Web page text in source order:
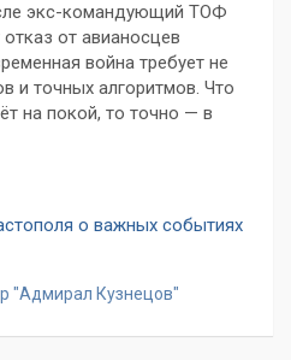
экс-командующий ТОФ
от авианосцев
война требует не
и точных алгоритмов. Что
на покой, то точно — в
о важных событиях
"Адмирал Кузнецов"